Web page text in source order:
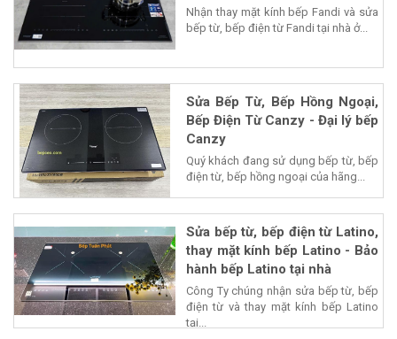
Nhận thay mặt kính bếp Fandi và sửa
bếp từ, bếp điện từ Fandi tại nhà ở...
Sửa Bếp Từ, Bếp Hồng Ngoại,
Bếp Điện Từ Canzy - Đại lý bếp
Canzy
Quý khách đang sử dụng bếp từ, bếp
điện từ, bếp hồng ngoại của hãng...
Sửa bếp từ, bếp điện từ Latino,
thay mặt kính bếp Latino - Bảo
hành bếp Latino tại nhà
Công Ty chúng nhận sửa bếp từ, bếp
điện từ và thay mặt kính bếp Latino
tại...